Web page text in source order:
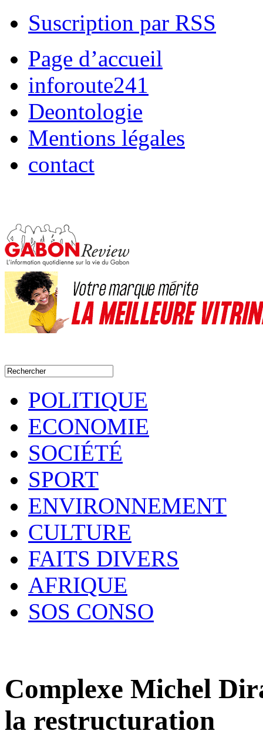
Suscription par RSS
Page d’accueil
inforoute241
Deontologie
Mentions légales
contact
POLITIQUE
ECONOMIE
SOCIÉTÉ
SPORT
ENVIRONNEMENT
CULTURE
FAITS DIVERS
AFRIQUE
SOS CONSO
Complexe Michel
la restructuration